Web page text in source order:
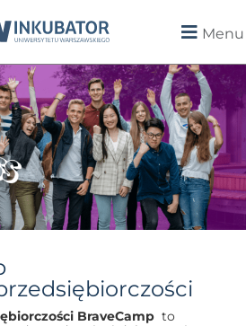
Menu
BraveCamp to